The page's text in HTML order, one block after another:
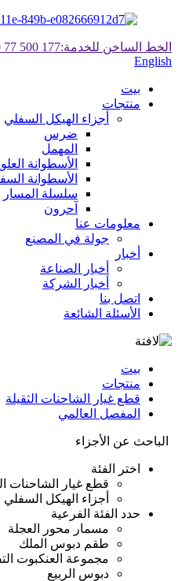
الخط الساخن للخدمة:177 500 77 000
English
بيت
منتجات
أجزاء الهيكل السفلي
ضرس
المهمل
الأسطوانة
الأسطوانة
سلسلة المسار
آحرون
معلومات عنا
جولة في المصنع
أخبار
أخبار الصناعة
أخبار الشركة
اتصل بنا
الأسئلة الشائعة
بيت
منتجات
قطع غيار الشاحنات الثقيلة
المفصل العالمي
الباحث عن الأجزاء
اختر الفئة
قطع غيار الشاحنات
أجزاء الهيكل السفلي
حدد الفئة الفرعية
مسمار محور العجلة
طقم دبوس الملك
مجموعة العنكبوت
دبوس الربيع